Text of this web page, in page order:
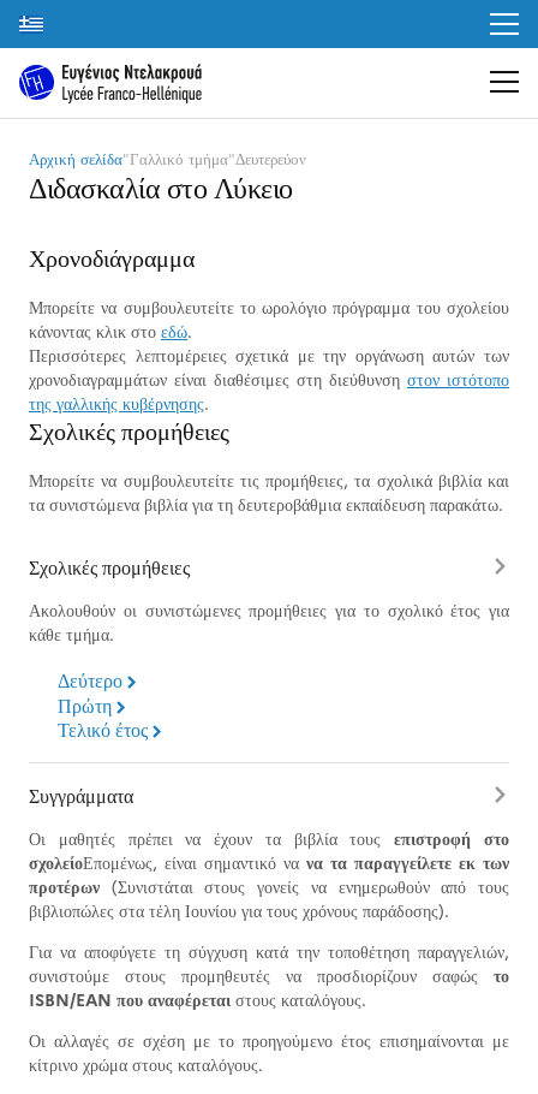
Αρχική σελίδα"Γαλλικό τμήμα"Δευτερεύον
Διδασκαλία στο Λύκειο
Χρονοδιάγραμμα
Μπορείτε να συμβουλευτείτε το ωρολόγιο πρόγραμμα του σχολείου
κάνοντας κλικ στο εδώ.
Περισσότερες λεπτομέρειες σχετικά με την οργάνωση αυτών των
χρονοδιαγραμμάτων είναι διαθέσιμες στη διεύθυνση στον ιστότοπο
της γαλλικής κυβέρνησης.
Σχολικές προμήθειες
Μπορείτε να συμβουλευτείτε τις προμήθειες, τα σχολικά βιβλία και
τα συνιστώμενα βιβλία για τη δευτεροβάθμια εκπαίδευση παρακάτω.
Σχολικές προμήθειες
Ακολουθούν οι συνιστώμενες προμήθειες για το σχολικό έτος για
κάθε τμήμα.
Δεύτερο
Πρώτη
Τελικό έτος
Συγγράμματα
Οι μαθητές πρέπει να έχουν τα βιβλία τουςεπιστροφή στο
σχολείοΕπομένως, είναι σημαντικό να να τα παραγγείλετε εκ των
προτέρων (Συνιστάται στους γονείς να ενημερωθούν από τους
βιβλιοπώλες στα τέλη Ιουνίου για τους χρόνους παράδοσης).
Για να αποφύγετε τη σύγχυση κατά την τοποθέτηση παραγγελιών,
συνιστούμε στους προμηθευτές να προσδιορίζουν σαφώς το
ISBN/EAN που αναφέρεταιστους καταλόγους.
Οι αλλαγές σε σχέση με το προηγούμενο έτος επισημαίνονται με
κίτρινο χρώμα στους καταλόγους.